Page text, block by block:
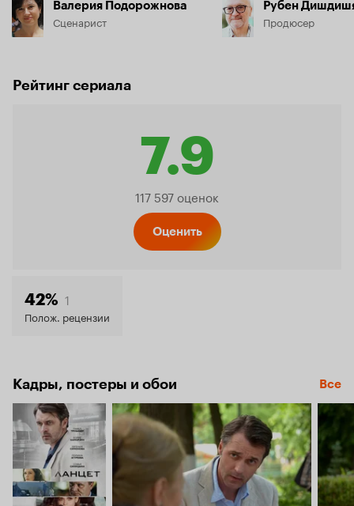
Валерия Подорожнова
Сценарист
Рубен
Продюсер
Рейтинг сериала
7.9
Рейтинг
117 597 оценок
Оценить
42% 1
Полож. рецензии
Кадры, постеры и обои Все